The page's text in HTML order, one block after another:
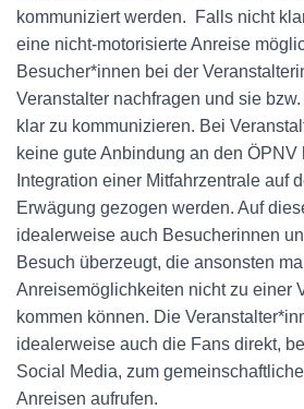
kommuniziert werden. Falls nicht
eine nicht-motorisierte Anreise
Besucher*innen bei der
Veranstalter nachfragen und sie
klar zu kommunizieren. Bei
keine gute Anbindung an den ÖPNV
Integration einer Mitfahrzentrale auf
Erwägung gezogen werden. Auf
idealerweise auch Besucherinnen
Besuch überzeugt, die ansonsten
Anreisemöglichkeiten nicht zu einer
kommen können. Die
idealerweise auch die Fans direkt,
Social Media, zum
Anreisen aufrufen.